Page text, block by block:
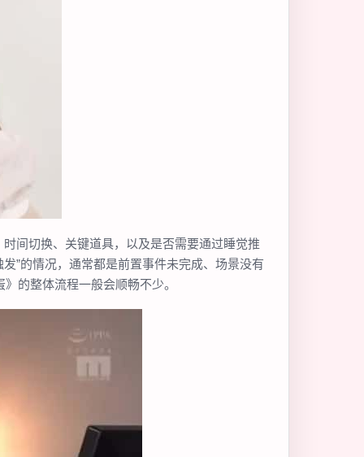
间切换、关键道具，以及是否需要通过睡觉推
”的情况，通常都是前置事件未完成、场景没有
的整体流程一般会顺畅不少。